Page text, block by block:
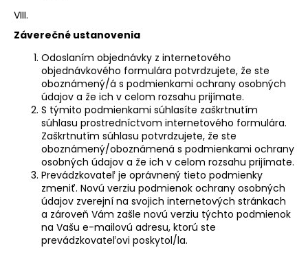
VIII.
Záverečné ustanovenia
Odoslaním objednávky z internetového
objednávkového formulára potvrdzujete, že ste
oboznámený/á s podmienkami ochrany osobných
údajov a že ich v celom rozsahu prijímate.
S týmito podmienkami súhlasíte zaškrtnutím
súhlasu prostredníctvom internetového formulára.
Zaškrtnutím súhlasu potvrdzujete, že ste
oboznámený/oboznámená s podmienkami ochrany
osobných údajov a že ich v celom rozsahu prijímate.
Prevádzkovateľ je oprávnený tieto podmienky
zmeniť. Novú verziu podmienok ochrany osobných
údajov zverejní na svojich internetových stránkach
a zároveň Vám zašle novú verziu týchto podmienok
na Vašu e-mailovú adresu, ktorú ste
prevádzkovateľovi poskytol/la.